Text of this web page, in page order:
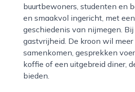
buurtbewoners, studenten en
en smaakvol ingericht, met
geschiedenis van nijmegen.
gastvrijheid. De kroon wil
samenkomen, gesprekken
koffie of een uitgebreid diner,
bieden.